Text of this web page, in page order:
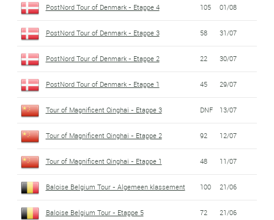
PostNord Tour of Denmark - Etappe 4 105 01/08
PostNord Tour of Denmark - Etappe 3 58 31/07
PostNord Tour of Denmark - Etappe 2 22 30/07
PostNord Tour of Denmark - Etappe 1 45 29/07
Tour of Magnificent Qinghai - Etappe 3 DNF 13/07
Tour of Magnificent Qinghai - Etappe 2 92 12/07
Tour of Magnificent Qinghai - Etappe 1 48 11/07
Baloise Belgium Tour - Algemeen klassement 100 21/06
Baloise Belgium Tour - Etappe 5 72 21/06